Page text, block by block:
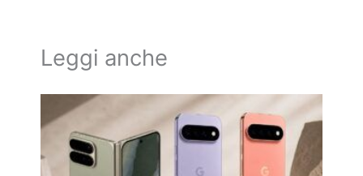
Leggi anche